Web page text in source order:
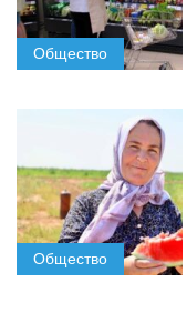
Общество
Общество